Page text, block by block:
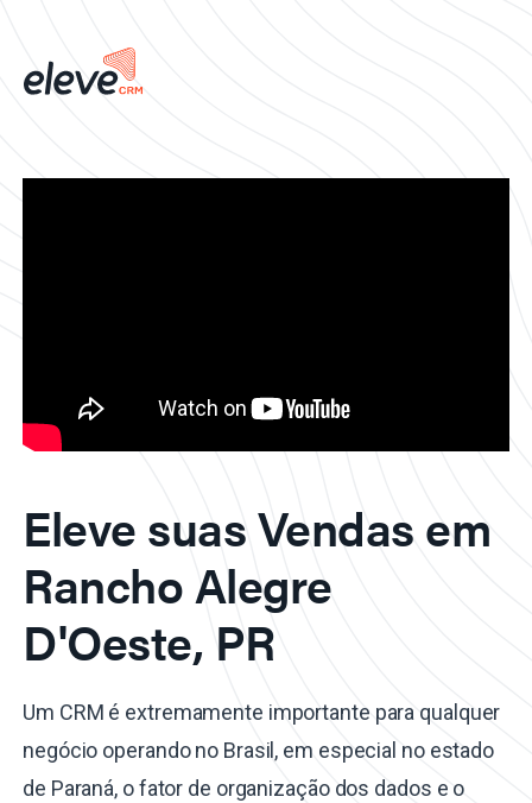
Eleve suas Vendas em
Rancho Alegre
D'Oeste, PR
Um CRM é extremamente importante para qualquer
negócio operando no Brasil, em especial no estado
de Paraná, o fator de organização dos dados e o